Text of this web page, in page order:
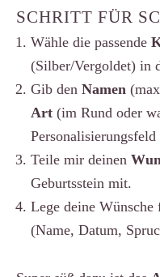
SCHRITT FÜR
Wähle die passende
(Silber/Vergoldet) in
Gib den Namen
Art (im Rund oder
Personalisierungsfeld
Teile mir deinen
Geburtsstein mit.
Lege deine Wünsche
(Name, Datum,